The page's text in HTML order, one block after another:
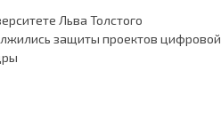
Льва Толстого
защиты проектов цифровой